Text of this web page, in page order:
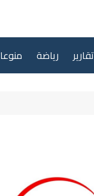
تقارير رياضة